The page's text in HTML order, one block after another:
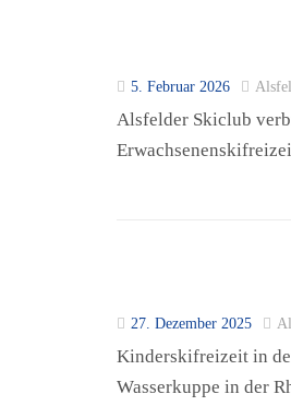
5. Februar 2026
Alsfelder Skiclub
27. Dezember 2025
Kinderskifreizeit in
Wasserkuppe in der